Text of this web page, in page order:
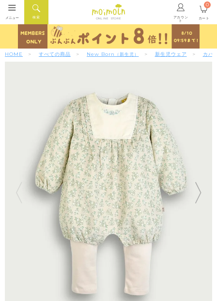
ONLINE STORE アカウン
ト
検索
メニュー カート
0
HOME すべての商品 New Born （新生児） 新生児ウェア カバ